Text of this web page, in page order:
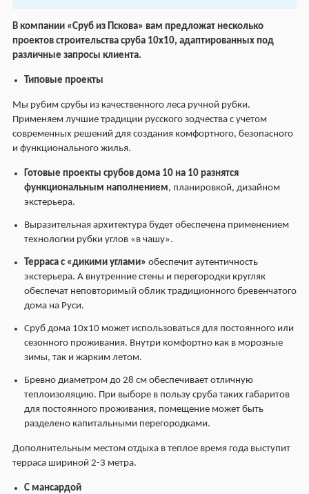
В компании «Сруб из Пскова» вам предложат несколько
проектов строительства сруба 10х10, адаптированных под
различные запросы клиента.
Типовые проекты
Мы рубим срубы из качественного леса ручной рубки.
Применяем лучшие традиции русского зодчества с учетом
современных решений для создания комфортного, безопасного
и функционального жилья.
Готовые проекты срубов дома 10 на 10 разнятся
функциональным наполнением, планировкой, дизайном
экстерьера.
Выразительная архитектура будет обеспечена применением
технологии рубки углов «в чашу».
Терраса с «дикими углами» обеспечит аутентичность
экстерьера. А внутренние стены и перегородки кругляк
обеспечат неповторимый облик традиционного бревенчатого
дома на Руси.
Сруб дома 10х10может использоваться для постоянного или
сезонного проживания. Внутри комфортно как в морозные
зимы, так и жарким летом.
Бревно диаметром до 28 см обеспечивает отличную
теплоизоляцию. При выборе в пользу сруба таких габаритов
для постоянного проживания, помещение может быть
разделено капитальными перегородками.
Дополнительным местом отдыха в теплое время года выступит
терраса шириной 2-3 метра.
С мансардой